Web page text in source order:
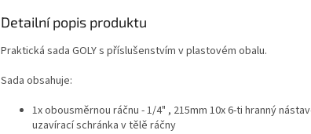
Detailní popis produktu
Praktická sada GOLY s příslušenstvím v plastovém obalu.
Sada obsahuje:
1x obousměrnou ráčnu - 1/4" , 215mm 10x 6-ti hranný
uzavírací schránka v tělě ráčny